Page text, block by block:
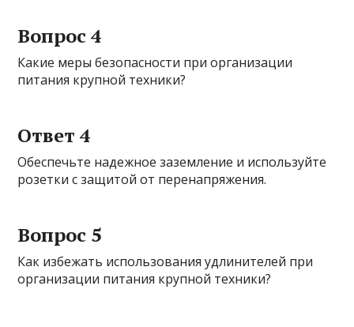
Вопрос 4
Какие меры безопасности при организации
питания крупной техники?
Ответ 4
Обеспечьте надежное заземление и используйте
розетки с защитой от перенапряжения.
Вопрос 5
Как избежать использования удлинителей при
организации питания крупной техники?